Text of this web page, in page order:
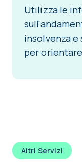
Utilizza le
insolvenza
per
Altri Servizi